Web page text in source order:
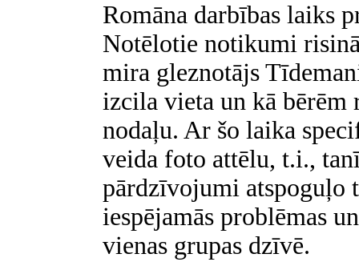
Romāna darbības laiks
Notēlotie notikumi
mira gleznotājs
izcila vieta un kā bērēm
nodaļu. Ar šo laika
veida foto attēlu, t.i.,
pārdzīvojumi atspoguļo
iespējamās problēmas
vienas grupas dzīvē.